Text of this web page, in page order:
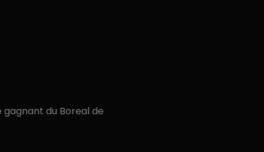
gagnant du Boreal de